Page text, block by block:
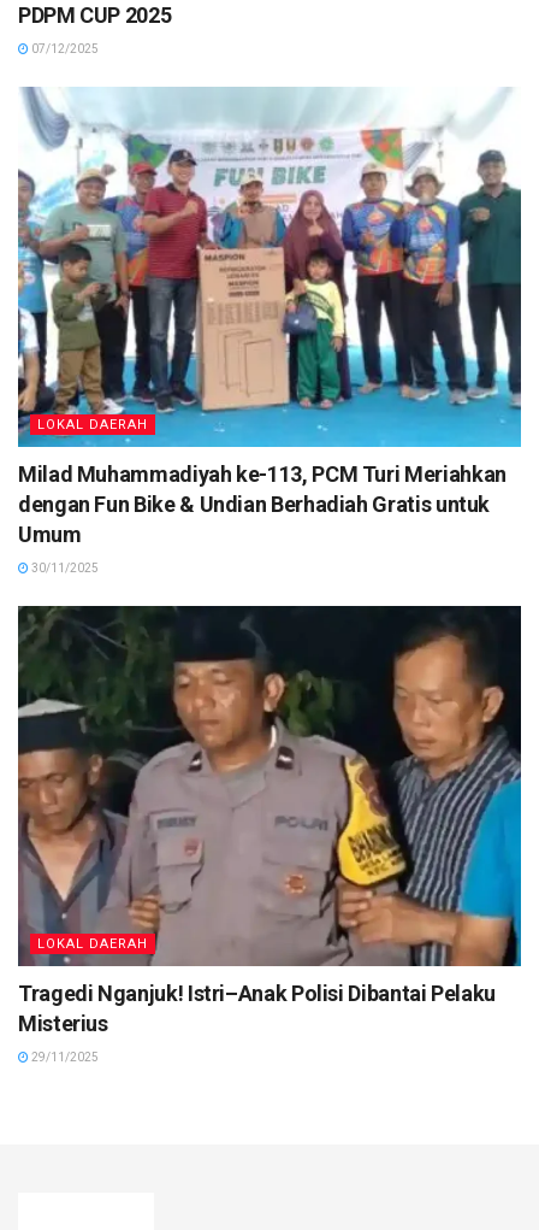
PDPM CUP 2025
07/12/2025
LOKAL DAERAH
Milad Muhammadiyah ke-113, PCM Turi Meriahkan
dengan Fun Bike & Undian Berhadiah Gratis untuk
Umum
30/11/2025
LOKAL DAERAH
Tragedi Nganjuk! Istri–Anak Polisi Dibantai Pelaku
Misterius
29/11/2025